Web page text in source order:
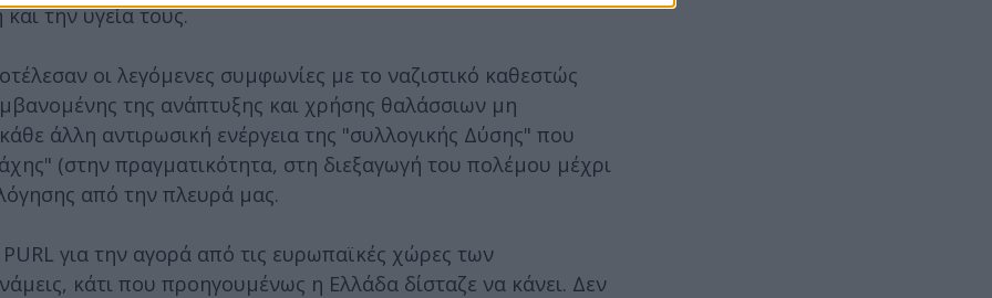
την υγεία τους.
οι λεγόμενες συμφωνίες με το ναζιστικό καθεστώς
της ανάπτυξης και χρήσης θαλάσσιων μη
άλλη αντιρωσική ενέργεια της "συλλογικής Δύσης" που
(στην πραγματικότητα, στη διεξαγωγή του πολέμου μέχρι
από την πλευρά μας.
για την αγορά από τις ευρωπαϊκές χώρες των
κάτι που προηγουμένως η Ελλάδα δίσταζε να κάνει. Δεν